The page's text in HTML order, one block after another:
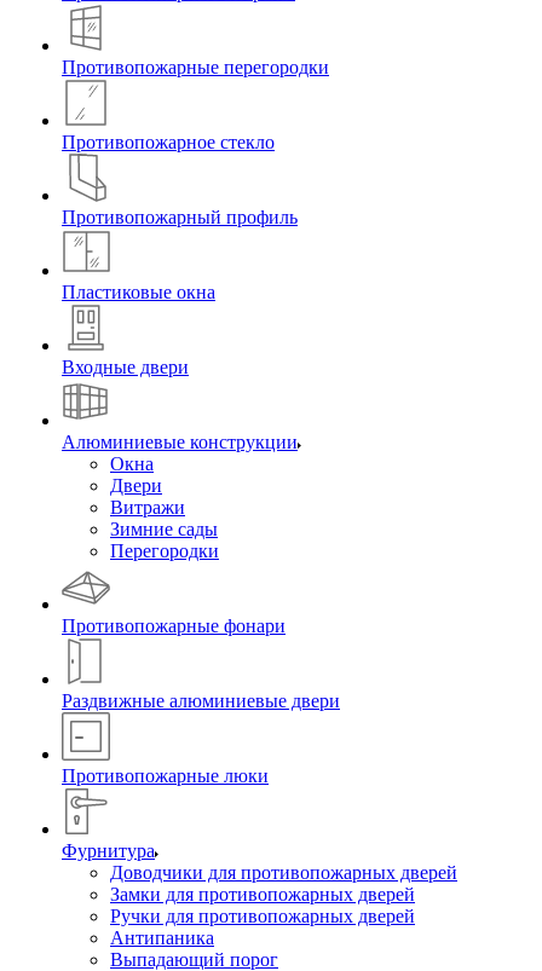
Противопожарные перегородки
Противопожарное стекло
Противопожарный профиль
Пластиковые окна
Входные двери
Алюминиевые конструкции
Окна
Двери
Витражи
Зимние сады
Перегородки
Противопожарные фонари
Раздвижные алюминиевые двери
Противопожарные люки
Фурнитура
Доводчики для противопожарных дверей
Замки для противопожарных дверей
Ручки для противопожарных дверей
Антипаника
Выпадающий порог